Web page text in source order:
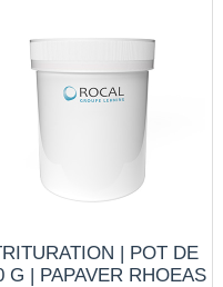
| POT DE
G | PAPAVER RHOEAS